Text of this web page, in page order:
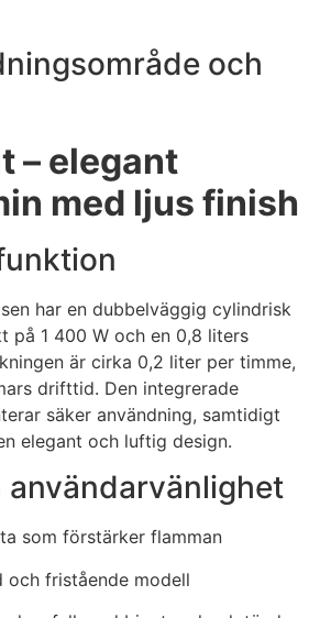
och
– elegant
med ljus finish
har en dubbelväggig cylindrisk
på 1 400 W och en 0,8 liters
är cirka 0,2 liter per timme,
drifttid. Den integrerade
säker användning, samtidigt
elegant och luftig design.
användarvänlighet
som förstärker flamman
och fristående modell